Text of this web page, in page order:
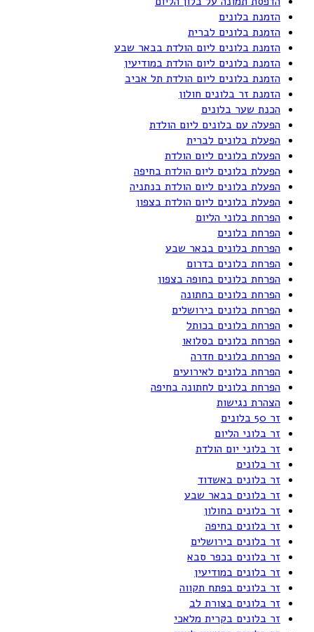
הזמנת בלונים
הזמנת בלונים לברית
הזמנת בלונים ליום הולדת בבאר שבע
הזמנת בלונים ליום הולדת במודיעין
הזמנת בלונים ליום הולדת תל אביב
הזמנת זר בלונים חולון
הכנת שער בלונים
הפעלה עם בלונים ליום הולדת
הפעלת בלונים לברית
הפעלת בלונים ליום הולדת
הפעלת בלונים ליום הולדת בחיפה
הפעלת בלונים ליום הולדת בנתניה
הפעלת בלונים ליום הולדת בצפון
הפרחת בלוני הליום
הפרחת בלונים
הפרחת בלונים בבאר שבע
הפרחת בלונים בדרום
הפרחת בלונים בחופה בצפון
הפרחת בלונים בחתונה
הפרחת בלונים בירושלים
הפרחת בלונים בכותל
הפרחת בלונים בסלואו
הפרחת בלונים חדרה
הפרחת בלונים לאירועים
הפרחת בלונים לחתונה בחיפה
הצהרת נגישות
זר 50 בלונים
זר בלוני הליום
זר בלוני יום הולדת
זר בלונים
זר בלונים באשדוד
זר בלונים בבאר שבע
זר בלונים בחולון
זר בלונים בחיפה
זר בלונים בירושלים
זר בלונים בכפר סבא
זר בלונים במודיעין
זר בלונים בפתח תקווה
זר בלונים בצורת לב
זר בלונים בקרית מלאכי